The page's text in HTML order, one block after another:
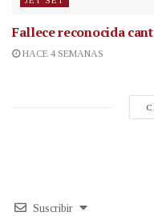
Fallece reconocida
HACE 4 SEMANAS
Suscribir